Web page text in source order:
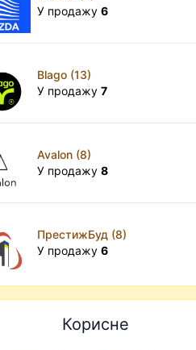
У продажу6
Blago (13)
У продажу7
Avalon (8)
У продажу8
ПрестижБуд (8)
У продажу6
Корисне